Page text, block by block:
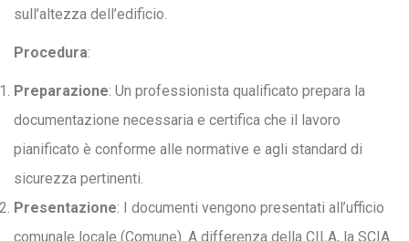
sull’altezza dell’edificio.
Procedura:
Preparazione: Un professionista qualificato prepara la
documentazione necessaria e certifica che il lavoro
pianificato è conforme alle normative e agli standard di
sicurezza pertinenti.
Presentazione: I documenti vengono presentati all’ufficio
comunale locale (Comune). A differenza della CILA, la SCIA